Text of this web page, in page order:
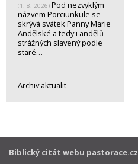
(1. 8. 2026) Pod nezvyklým
názvem Porciunkule se
skrývá svátek Panny Marie
Andělské a tedy i andělů
strážných slavený podle
staré…
Archiv aktualit
Biblický citát webu pastorace.cz